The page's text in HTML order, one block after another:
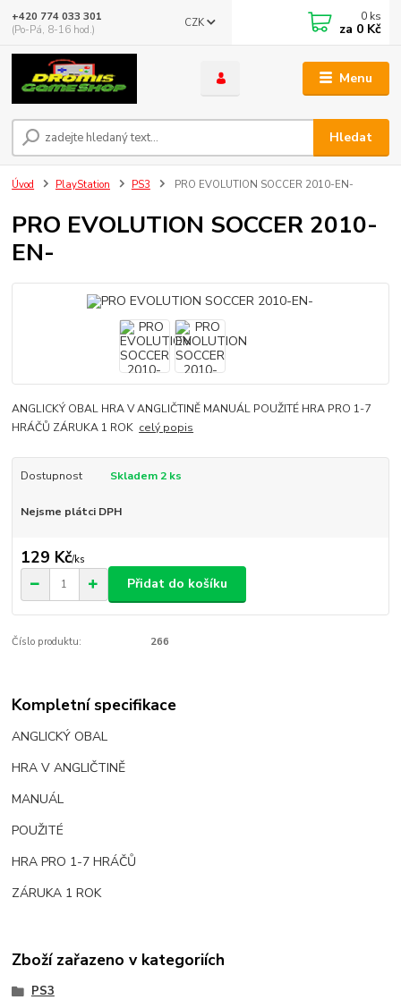
Menu
CZK
Hledat
+420 774 033 301
(Po-Pá, 8-16 hod.)
0 ks
za 0 Kč
Úvod PlayStation PS3 PRO EVOLUTION SOCCER 2010-EN-
PRO EVOLUTION SOCCER 2010-
EN-
ANGLICKÝ OBAL HRA V ANGLIČTINĚ MANUÁL POUŽITÉ HRA PRO 1-7
HRÁČŮ ZÁRUKA 1 ROK celý popis
Dostupnost Skladem 2 ks
Nejsme plátci DPH
129 Kč/ks
Přidat do košíku
Číslo produktu: 266
Kompletní specifikace
ANGLICKÝ OBAL
HRA V ANGLIČTINĚ
MANUÁL
POUŽITÉ
HRA PRO 1-7 HRÁČŮ
ZÁRUKA 1 ROK
Zboží zařazeno v kategoriích
PS3